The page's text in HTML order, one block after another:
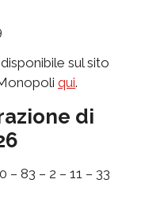
sul sito
qui.
di
– 83 – 2 – 11 – 33